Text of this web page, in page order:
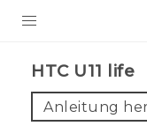
VIVE
HTC U11 life‎
Anleitung